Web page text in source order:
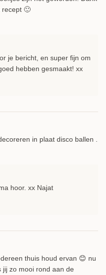
recept 🙂
je bericht, en super fijn om
hebben gesmaakt! xx
in plaat disco ballen .
hoor. xx Najat
thuis houd ervan 😊 nu
jij zo mooi rond aan de